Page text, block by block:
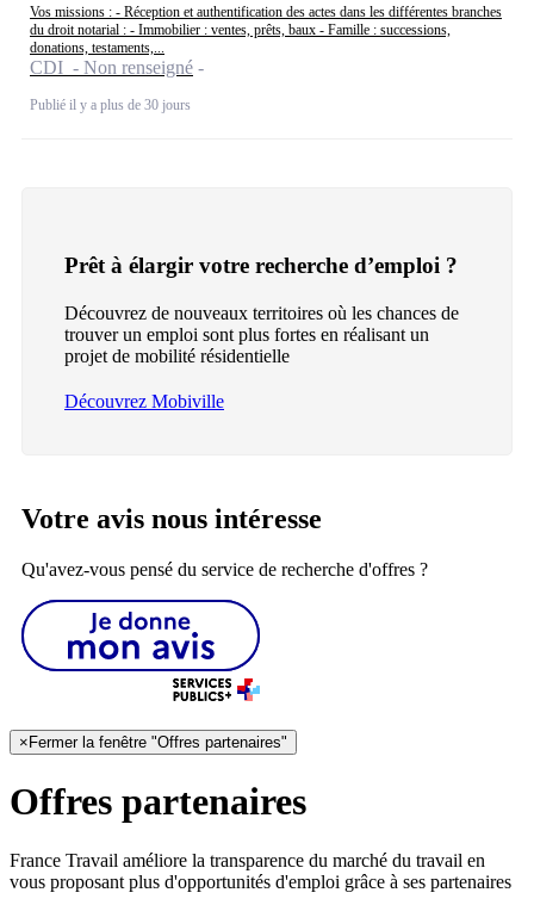
Vos missions : - Réception et authentification des actes dans les différentes branches
du droit notarial : - Immobilier : ventes, prêts, baux - Famille : successions,
donations, testaments,...
CDI - Non renseigné
Publié il y a plus de 30 jours
Prêt à élargir votre recherche d’emploi ?
Découvrez de nouveaux territoires où les chances de
trouver un emploi sont plus fortes en réalisant un
projet de mobilité résidentielle
Découvrez Mobiville
Votre avis nous intéresse
Qu'avez-vous pensé du service de recherche d'offres ?
× Fermer la fenêtre "Offres partenaires"
Offres partenaires
France Travail améliore la transparence du marché du travail en
vous proposant plus d'opportunités d'emploi grâce à ses partenaires